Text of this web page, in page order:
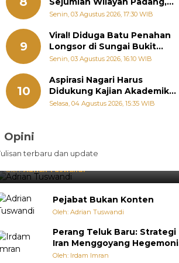
Fadly Amran Perintahkan
Senin, 03 Agustus 2026, 17:30 WIB
9
Viral! Diduga Batu Penahan
Longsor di Sungai Bukit
Nago Padang Diambil, Warga
Senin, 03 Agustus 2026, 16:10 WIB
10
Aspirasi Nagari Harus
Didukung Kajian Akademik,
Zigo Rolanda: Agar Mudah
Selasa, 04 Agustus 2026, 15:35 WIB
Opini
terbaru dan update
Brasil Lebih Diunggulkan, tetapi
Jepang Selalu Punya Cara Membuat
Kejutan
Oleh:Adrian Tuswandi
Pejabat Bukan Konten
Oleh: Adrian Tuswandi
Perang Teluk Baru: Strategi
Iran Menggoyang Hegemoni
AS dari Dalam
Oleh: Irdam Imran